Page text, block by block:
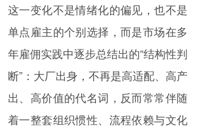
这一变化不是情绪化的偏见，也不是
单点雇主的个别选择，而是市场在多
年雇佣实践中逐步总结出的“结构性判
断”：大厂出身，不再是高适配、高产
出、高价值的代名词，反而常常伴随
着一整套组织惯性、流程依赖与文化